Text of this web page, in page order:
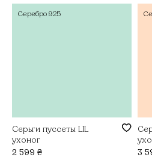
Серебро 925
Серьги пуссеты LIL
ухоног
2 599 ₴
3